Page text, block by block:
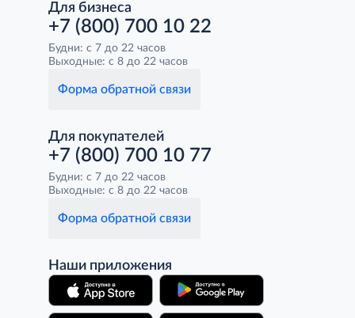
Для бизнеса
+7 (800) 700 10 22
Будни: с 7 до 22 часов
Выходные: с 8 до 22 часов
Форма обратной связи
Для покупателей
+7 (800) 700 10 77
Будни: с 7 до 22 часов
Выходные: с 8 до 22 часов
Форма обратной связи
Наши приложения